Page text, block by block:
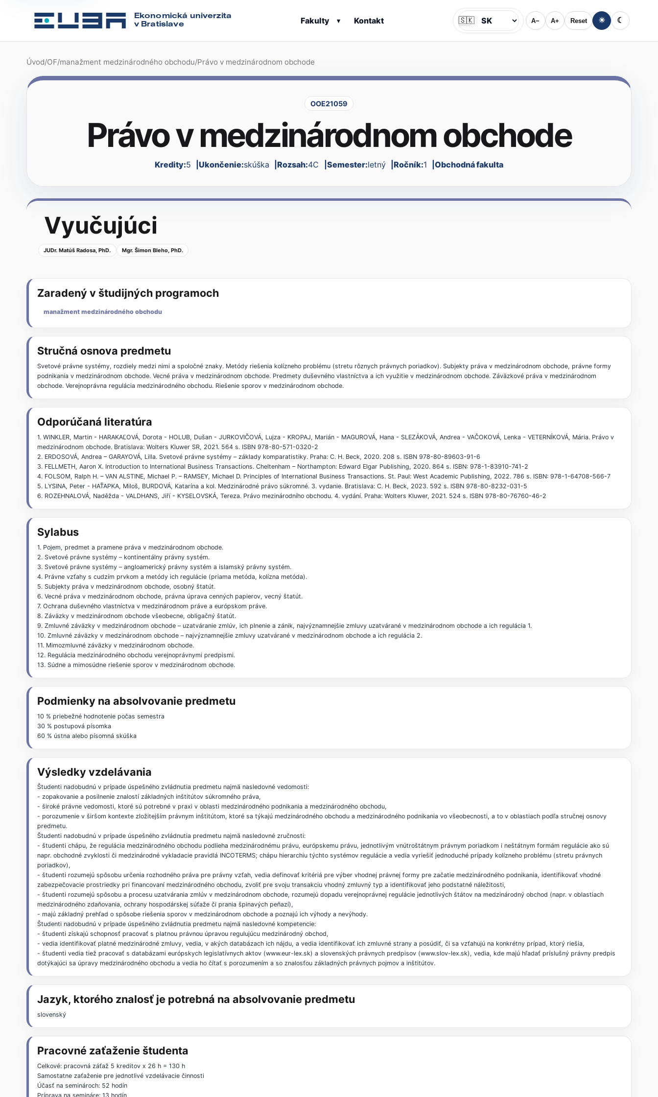
Ekonomická univerzita
v Bratislave
Fakulty ▾ Kontakt Jazyk
🇸🇰 A− A+ Reset ☀ ☾
Úvod/OF/manažment medzinárodného obchodu/Právo v medzinárodnom obchode
OOE21059
Právo v medzinárodnom obchode
Kredity:5 Ukončenie:skúška Rozsah:4C Semester:letný Ročník:1 Obchodná fakulta
Vyučujúci
JUDr. Matúš Radosa, PhD. Mgr. Šimon Bleho, PhD.
Zaradený v študijných programoch
manažment medzinárodného obchodu
Stručná osnova predmetu
Svetové právne systémy, rozdiely medzi nimi a spoločné znaky. Metódy riešenia kolízneho problému (stretu rôznych právnych poriadkov). Subjekty práva v medzinárodnom obchode, právne formy
podnikania v medzinárodnom obchode. Vecné práva v medzinárodnom obchode. Predmety duševného vlastníctva a ich využitie v medzinárodnom obchode. Záväzkové práva v medzinárodnom
obchode. Verejnoprávna regulácia medzinárodného obchodu. Riešenie sporov v medzinárodnom obchode.
Odporúčaná literatúra
1. WINKLER, Martin - HARAKAĽOVÁ, Dorota - HOLUB, Dušan - JURKOVIČOVÁ, Lujza - KROPAJ, Marián - MAGUROVÁ, Hana - SLEZÁKOVÁ, Andrea - VAČOKOVÁ, Lenka - VETERNÍKOVÁ, Mária. Právo v
medzinárodnom obchode. Bratislava: Wolters Kluwer SR, 2021. 564 s. ISBN 978-80-571-0320-2
2. ERDOSOVÁ, Andrea – GARAYOVÁ, Lilla. Svetové právne systémy – základy komparatistiky. Praha: C. H. Beck, 2020. 208 s. ISBN 978-80-89603-91-6
3. FELLMETH, Aaron X. Introduction to International Business Transactions. Cheltenham – Northampton: Edward Elgar Publishing, 2020. 864 s. ISBN: 978-1-83910-741-2
4. FOLSOM, Ralph H. – VAN ALSTINE, Michael P. – RAMSEY, Michael D. Principles of International Business Transactions. St. Paul: West Academic Publishing, 2022. 786 s. ISBN: 978-1-64708-566-7
5. LYSINA, Peter - HAŤAPKA, Miloš, BURDOVÁ, Katarína a kol. Medzinárodné právo súkromné. 3. vydanie. Bratislava: C. H. Beck, 2023. 592 s. ISBN 978-80-8232-031-5
6. ROZEHNALOVÁ, Naděžda - VALDHANS, Jiří - KYSELOVSKÁ, Tereza. Právo mezinárodního obchodu. 4. vydání. Praha: Wolters Kluwer, 2021. 524 s. ISBN 978-80-76760-46-2
Sylabus
1. Pojem, predmet a pramene práva v medzinárodnom obchode.
2. Svetové právne systémy – kontinentálny právny systém.
3. Svetové právne systémy – angloamerický právny systém a islamský právny systém.
4. Právne vzťahy s cudzím prvkom a metódy ich regulácie (priama metóda, kolízna metóda).
5. Subjekty práva v medzinárodnom obchode, osobný štatút.
6. Vecné práva v medzinárodnom obchode, právna úprava cenných papierov, vecný štatút.
7. Ochrana duševného vlastníctva v medzinárodnom práve a európskom práve.
8. Záväzky v medzinárodnom obchode všeobecne, obligačný štatút.
9. Zmluvné záväzky v medzinárodnom obchode – uzatváranie zmlúv, ich plnenie a zánik, najvýznamnejšie zmluvy uzatvárané v medzinárodnom obchode a ich regulácia 1.
10. Zmluvné záväzky v medzinárodnom obchode – najvýznamnejšie zmluvy uzatvárané v medzinárodnom obchode a ich regulácia 2.
11. Mimozmluvné záväzky v medzinárodnom obchode.
12. Regulácia medzinárodného obchodu verejnoprávnymi predpismi.
13. Súdne a mimosúdne riešenie sporov v medzinárodnom obchode.
Podmienky na absolvovanie predmetu
10 % priebežné hodnotenie počas semestra
30 % postupová písomka
60 % ústna alebo písomná skúška
Výsledky vzdelávania
Študenti nadobudnú v prípade úspešného zvládnutia predmetu najmä nasledovné vedomosti:
- zopakovanie a posilnenie znalostí základných inštitútov súkromného práva,
- široké právne vedomosti, ktoré sú potrebné v praxi v oblasti medzinárodného podnikania a medzinárodného obchodu,
- porozumenie v širšom kontexte zložitejším právnym inštitútom, ktoré sa týkajú medzinárodného obchodu a medzinárodného podnikania vo všeobecnosti, a to v oblastiach podľa stručnej osnovy
predmetu.
Študenti nadobudnú v prípade úspešného zvládnutia predmetu najmä nasledovné zručnosti:
- študenti chápu, že regulácia medzinárodného obchodu podlieha medzinárodnému právu, európskemu právu, jednotlivým vnútroštátnym právnym poriadkom i neštátnym formám regulácie ako sú
napr. obchodné zvyklosti či medzinárodné vykladacie pravidlá INCOTERMS; chápu hierarchiu týchto systémov regulácie a vedia vyriešiť jednoduché prípady kolízneho problému (stretu právnych
poriadkov),
- študenti rozumejú spôsobu určenia rozhodného práva pre právny vzťah, vedia definovať kritériá pre výber vhodnej právnej formy pre začatie medzinárodného podnikania, identifikovať vhodné
zabezpečovacie prostriedky pri financovaní medzinárodného obchodu, zvoliť pre svoju transakciu vhodný zmluvný typ a identifikovať jeho podstatné náležitosti,
- študenti rozumejú spôsobu a procesu uzatvárania zmlúv v medzinárodnom obchode, rozumejú dopadu verejnoprávnej regulácie jednotlivých štátov na medzinárodný obchod (napr. v oblastiach
medzinárodného zdaňovania, ochrany hospodárskej súťaže či prania špinavých peňazí),
- majú základný prehľad o spôsobe riešenia sporov v medzinárodnom obchode a poznajú ich výhody a nevýhody.
Študenti nadobudnú v prípade úspešného zvládnutia predmetu najmä nasledovné kompetencie:
- študenti získajú schopnosť pracovať s platnou právnou úpravou regulujúcu medzinárodný obchod,
- vedia identifikovať platné medzinárodné zmluvy, vedia, v akých databázach ich nájdu, a vedia identifikovať ich zmluvné strany a posúdiť, či sa vzťahujú na konkrétny prípad, ktorý riešia,
- študenti vedia tiež pracovať s databázami európskych legislatívnych aktov (www.eur-lex.sk) a slovenských právnych predpisov (www.slov-lex.sk), vedia, kde majú hľadať príslušný právny predpis
dotýkajúci sa úpravy medzinárodného obchodu a vedia ho čítať s porozumením a so znalosťou základných právnych pojmov a inštitútov.
Jazyk, ktorého znalosť je potrebná na absolvovanie predmetu
slovenský
Pracovné zaťaženie študenta
Celkové: pracovná záťaž 5 kreditov x 26 h = 130 h
Samostatne zaťaženie pre jednotlivé vzdelávacie činnosti
Účasť na seminároch: 52 hodín
Príprava na semináre: 13 hodín